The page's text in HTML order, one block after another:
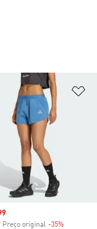
Lista de Desejos
desconto
Preço original -35%